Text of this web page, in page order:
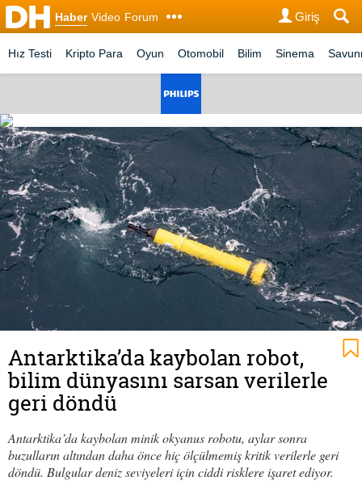
Haber Video Forum Giriş
Hız Testi Kripto Para Oyun Otomobil Bilim Sinema
Antarktika’da kaybolan robot,
bilim dünyasını sarsan verilerle
geri döndü
Antarktika’da kaybolan minik okyanus robotu, aylar sonra
buzulların altından daha önce hiç ölçülmemiş kritik verilerle geri
döndü. Bulgular deniz seviyeleri için ciddi risklere işaret ediyor.